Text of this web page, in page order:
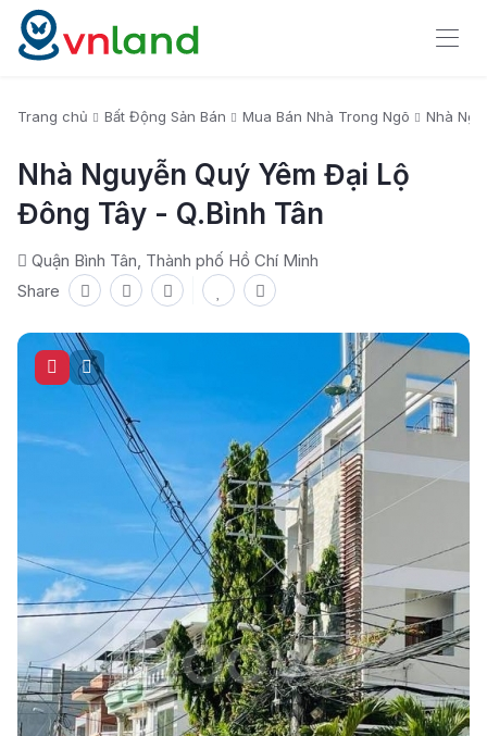
Trang chủ Bất Động Sản Bán Mua Bán Nhà Trong Ngõ Nhà
Nhà Nguyễn Quý Yêm Đại Lộ
Đông Tây - Q.Bình Tân
Quận Bình Tân, Thành phố Hồ Chí Minh
Share